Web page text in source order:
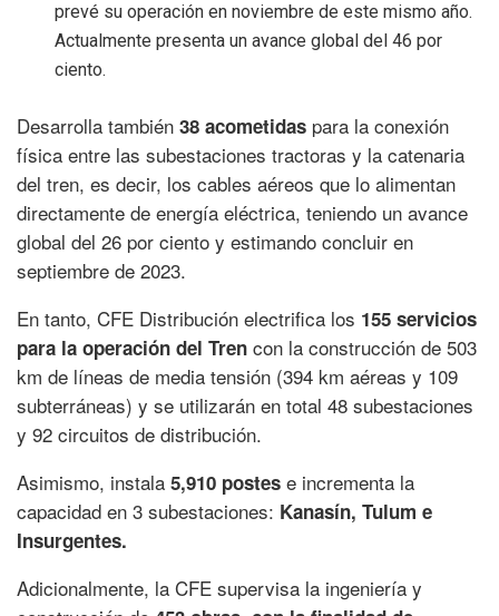
prevé su operación en noviembre de este mismo año.
Actualmente presenta un avance global del 46 por
ciento.
Desarrolla también 38 acometidas para la conexión
física entre las subestaciones tractoras y la catenaria
del tren, es decir, los cables aéreos que lo alimentan
directamente de energía eléctrica, teniendo un avance
global del 26 por ciento y estimando concluir en
septiembre de 2023.
En tanto, CFE Distribución electrifica los 155 servicios
para la operación del Tren con la construcción de 503
km de líneas de media tensión (394 km aéreas y 109
subterráneas) y se utilizarán en total 48 subestaciones
y 92 circuitos de distribución.
Asimismo, instala 5,910 postes e incrementa la
capacidad en 3 subestaciones: Kanasín, Tulum e
Insurgentes.
Adicionalmente, la CFE supervisa la ingeniería y